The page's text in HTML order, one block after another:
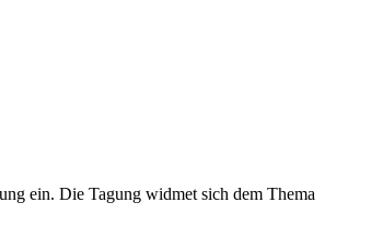
ein. Die Tagung widmet sich dem Thema